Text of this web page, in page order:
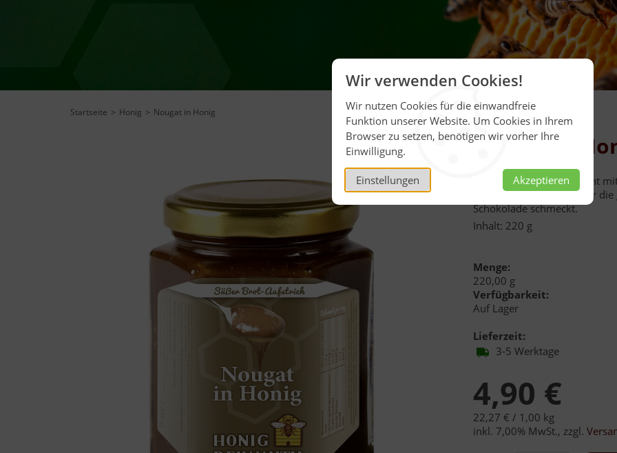
Wir verwenden Cookies!
Wir nutzen Cookies für die einwandfreie
Funktion unserer Website. Um Cookies in Ihrem
Browser zu setzen, benötigen wir vorher Ihre
Einwilligung.
Einstellungen Akzeptieren
Startseite Honig Nougat in Honig
Nougat in
Cremiger Honig, vermischt
ein natürlicher Genuss für
Schokolade schmeckt.
Inhalt: 220 g
Menge:
220,00 g
Verfügbarkeit:
Auf Lager
Lieferzeit:
3-5 Werktage
4,90 €
22,27 € / 1,00 kg
inkl. 7,00% MwSt., zzgl.